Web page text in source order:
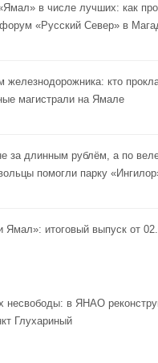
в числе лучших: как
«Русский Север» в
железнодорожника: кто
магистрали на Ямале
за длинным рублём, а по
помогли парку
Ямал»: итоговый выпуск от
несвободы: в ЯНАО
Глухариный